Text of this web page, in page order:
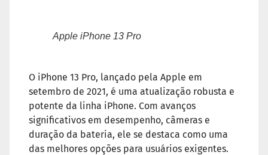
Apple iPhone 13 Pro
O iPhone 13 Pro, lançado pela Apple em
setembro de 2021, é uma atualização robusta e
potente da linha iPhone. Com avanços
significativos em desempenho, câmeras e
duração da bateria, ele se destaca como uma
das melhores opções para usuários exigentes.